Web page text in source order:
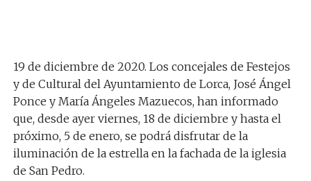
19 de diciembre de 2020. Los concejales de Festejos
y de Cultural del Ayuntamiento de Lorca, José Ángel
Ponce y María Ángeles Mazuecos, han informado
que, desde ayer viernes, 18 de diciembre y hasta el
próximo, 5 de enero, se podrá disfrutar de la
iluminación de la estrella en la fachada de la iglesia
de San Pedro.